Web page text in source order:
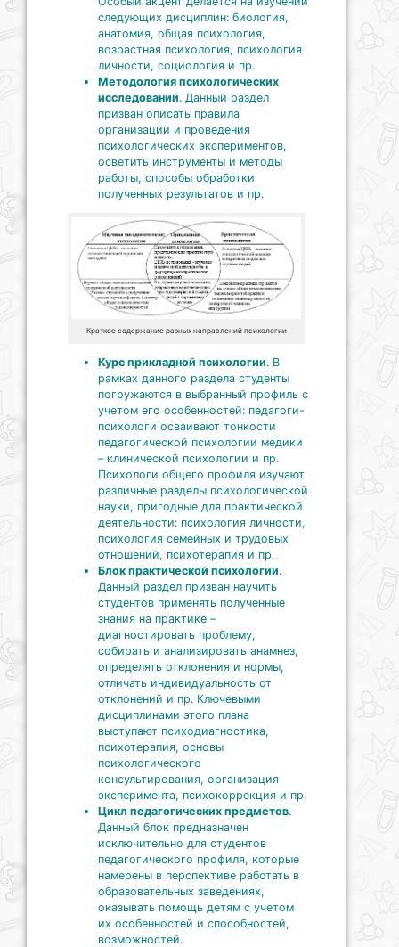
следующих дисциплин: биология,
анатомия, общая психология,
возрастная психология, психология
личности, социология и пр.
Методология психологических
исследований. Данный раздел
призван описать правила
организации и проведения
психологических экспериментов,
осветить инструменты и методы
работы, способы обработки
полученных результатов и пр.
Краткое содержание разных направлений психологии
Курс прикладной психологии. В
рамках данного раздела студенты
погружаются в выбранный профиль с
учетом его особенностей: педагоги-
психологи осваивают тонкости
педагогической психологии медики
– клинической психологии и пр.
Психологи общего профиля изучают
различные разделы психологической
науки, пригодные для практической
деятельности: психология личности,
психология семейных и трудовых
отношений, психотерапия и пр.
Блок практической психологии.
Данный раздел призван научить
студентов применять полученные
знания на практике –
диагностировать проблему,
собирать и анализировать анамнез,
определять отклонения и нормы,
отличать индивидуальность от
отклонений и пр. Ключевыми
дисциплинами этого плана
выступают психодиагностика,
психотерапия, основы
психологического
консультирования, организация
эксперимента, психокоррекция и пр.
Цикл педагогических предметов.
Данный блок предназначен
исключительно для студентов
педагогического профиля, которые
намерены в перспективе работать в
образовательных заведениях,
оказывать помощь детям с учетом
их особенностей и способностей,
возможностей.